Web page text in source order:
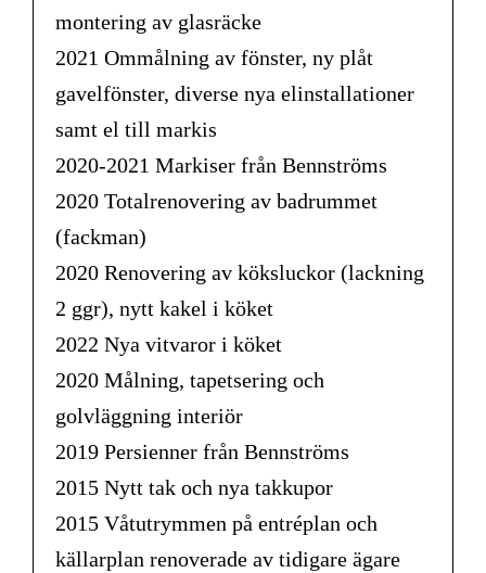
montering av glasräcke
2021 Ommålning av fönster, ny plåt
gavelfönster, diverse nya elinstallationer
samt el till markis
2020-2021 Markiser från Bennströms
2020 Totalrenovering av badrummet
(fackman)
2020 Renovering av köksluckor (lackning
2 ggr), nytt kakel i köket
2022 Nya vitvaror i köket
2020 Målning, tapetsering och
golvläggning interiör
2019 Persienner från Bennströms
2015 Nytt tak och nya takkupor
2015 Våtutrymmen på entréplan och
källarplan renoverade av tidigare ägare